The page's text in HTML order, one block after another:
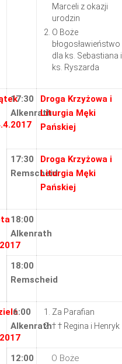
Marceli z okazji
urodzin
O Boże
błogosławieństwo
dla ks. Sebastiana i
ks. Ryszarda
17:30
Alkenrath
Droga Krzyżowa i
Liturgia Męki
Pańskiej
17:30
Remscheid
Droga Krzyżowa i
Liturgia Męki
Pańskiej
18:00
Alkenrath
18:00
Remscheid
6:00
Alkenrath
Za Parafian
† † Regina i Henryk
12:00
O Boże